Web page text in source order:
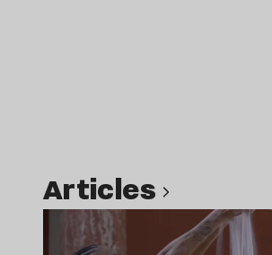
Articles
Lire l’article